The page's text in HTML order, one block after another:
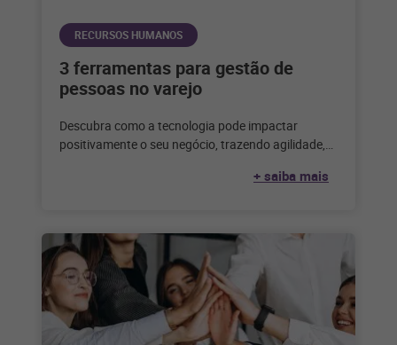
RECURSOS HUMANOS
3 ferramentas para gestão de
pessoas no varejo
Descubra como a tecnologia pode impactar
positivamente o seu negócio, trazendo agilidade,
+ saiba mais